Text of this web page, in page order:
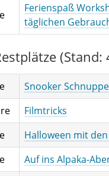
Ferienspaß
täglichen
(Stand:
Snooker
Filmtricks
Halloween mit
Auf ins Alpaka-